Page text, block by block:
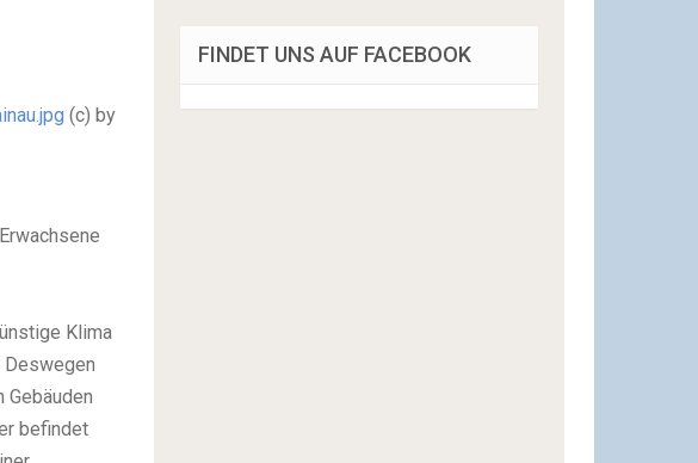
(c) by
Klima
Deswegen
befindet
FINDET UNS AUF FACEBOOK